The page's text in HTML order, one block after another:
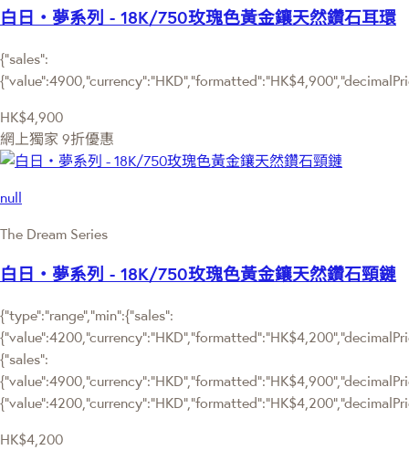
白日‧夢系列 - 18K/750玫瑰色黃金鑲天然鑽石耳環
{"sales":
HK$4,900
網上獨家 9折優惠
null
The Dream Series
白日‧夢系列 - 18K/750玫瑰色黃金鑲天然鑽石頸鏈
{"type":"range","min":{"sales":
{"sales":
HK$4,200